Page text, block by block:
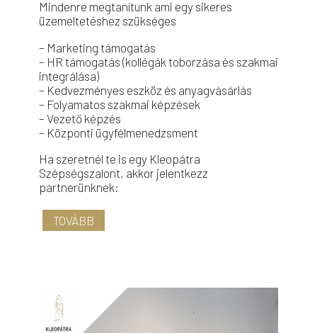
Mindenre megtanítunk ami egy sikeres
üzemeltetéshez szükséges
– Marketing támogatás
– HR támogatás (kollégák toborzása és szakmai
integrálása)
– Kedvezményes eszköz és anyagvásárlás
– Folyamatos szakmai képzések
– Vezető képzés
– Központi ügyfélmenedzsment
Ha szeretnél te is egy Kleopátra
Szépségszalont, akkor jelentkezz
partnerünknek:
TOVÁBB